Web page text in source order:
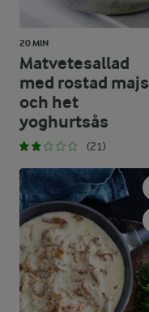
20 MIN
Matvetesallad
med rostad majs
och het
yoghurtsås
(21)